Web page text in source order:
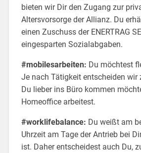
bieten wir Dir den Zugang zur
Altersvorsorge der Allianz. Du
einen Zuschuss der ENERTRAG
eingesparten Sozialabgaben.
#mobilesarbeiten: Du möchtest
Je nach Tätigkeit entscheiden wir
Du lieber ins Büro kommen
Homeoffice arbeitest.
#worklifebalance: Du weißt am
Uhrzeit am Tage der Antrieb bei
ist. Daher entscheidest auch Du,